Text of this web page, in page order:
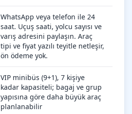
WhatsApp veya telefon ile 24
saat. Uçuş saati, yolcu sayısı ve
varış adresini paylaşın. Araç
tipi ve fiyat yazılı teyitle netleşir,
ön ödeme yok.
VIP minibüs (9+1), 7 kişiye
kadar kapasiteli; bagaj ve grup
yapısına göre daha büyük araç
planlanabilir